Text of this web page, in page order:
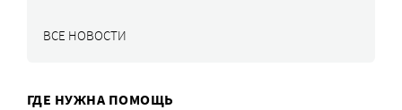
ВСЕ НОВОСТИ
ГДЕ НУЖНА ПОМОЩЬ